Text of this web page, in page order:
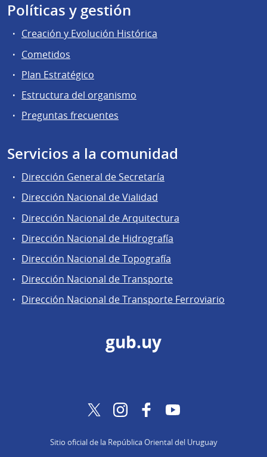
Políticas y gestión
Creación y Evolución Histórica
Cometidos
Plan Estratégico
Estructura del organismo
Preguntas frecuentes
Servicios a la comunidad
Dirección General de Secretaría
Dirección Nacional de Vialidad
Dirección Nacional de Arquitectura
Dirección Nacional de Hidrografía
Dirección Nacional de Topografía
Dirección Nacional de Transporte
Dirección Nacional de Transporte Ferroviario
gub.uy
TwitterInstagramFacebookYouTube
Sitio oficial de la República Oriental del Uruguay